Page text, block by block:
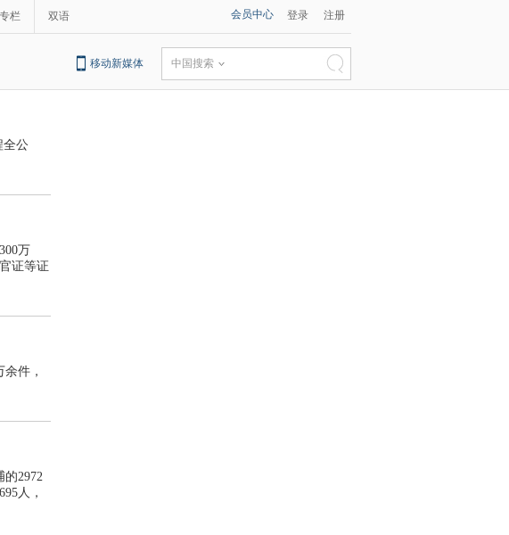
专栏 双语 会员中心 登录 注册
移动新媒体 中国搜索
全公
万
证等证
件，
的2972
人，